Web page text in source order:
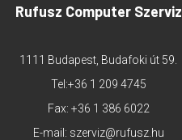
Rufusz Computer Szerviz
1111 Budapest, Budafoki út 59.
Tel:+36 1 209 4745
Fax: +36 1 386 6022
E-mail: szerviz@rufusz.hu